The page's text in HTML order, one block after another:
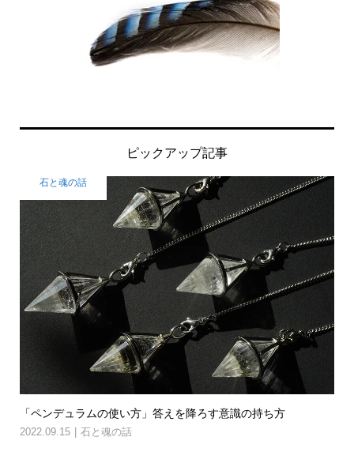
ピックアップ記事
石と魂の話
「ペンデュラムの使い方」答えを降ろす意識の持ち方
2022.09.15 石と魂の話